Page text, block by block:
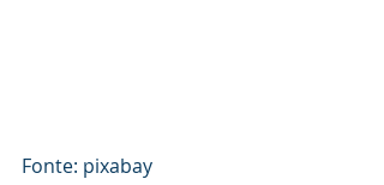
Fonte: pixabay